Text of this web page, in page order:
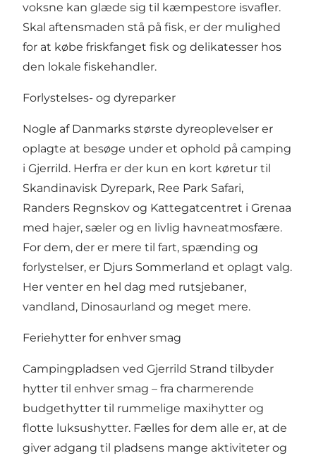
voksne kan glæde sig til kæmpestore isvafler.
Skal aftensmaden stå på fisk, er der mulighed
for at købe friskfanget fisk og delikatesser hos
den lokale fiskehandler.
Forlystelses- og dyreparker
Nogle af Danmarks største dyreoplevelser er
oplagte at besøge under et ophold på camping
i Gjerrild. Herfra er der kun en kort køretur til
Skandinavisk Dyrepark, Ree Park Safari,
Randers Regnskov og Kattegatcentret i Grenaa
med hajer, sæler og en livlig havneatmosfære.
For dem, der er mere til fart, spænding og
forlystelser, er Djurs Sommerland et oplagt valg.
Her venter en hel dag med rutsjebaner,
vandland, Dinosaurland og meget mere.
Feriehytter for enhver smag
Campingpladsen ved Gjerrild Strand tilbyder
hytter til enhver smag – fra charmerende
budgethytter til rummelige maxihytter og
flotte luksushytter. Fælles for dem alle er, at de
giver adgang til pladsens mange aktiviteter og